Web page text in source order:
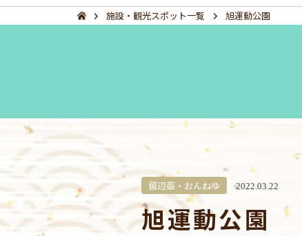
施設・観光スポット一覧 旭運動公園
留辺蘂・おんねゆ 2022.03.22
旭運動公園